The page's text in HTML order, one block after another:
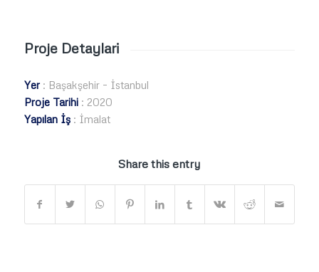
Proje Detaylari
Yer: Başakşehir – İstanbul
Proje Tarihi : 2020
Yapılan İş: İmalat
Share this entry